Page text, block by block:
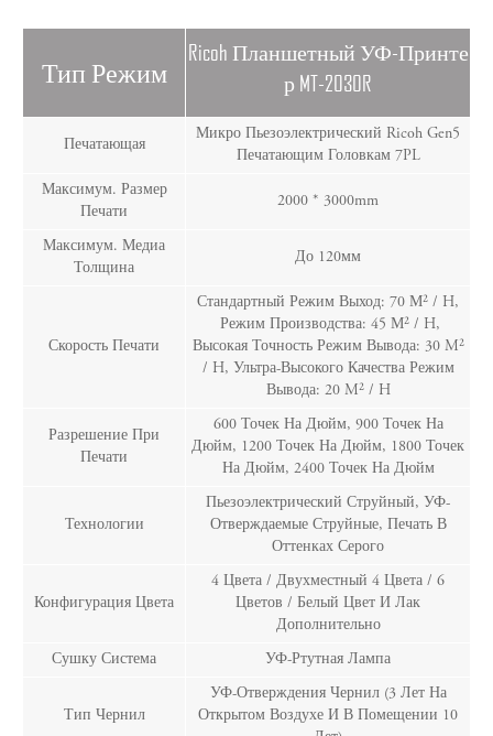
Тип Режим
Ricoh Планшетный УФ-Принте
Р MT-2030R
Печатающая
Микро Пьезоэлектрический Ricoh Gen5
Печатающим Головкам 7PL
Максимум. Размер
Печати
2000 * 3000mm
Максимум. Медиа
Толщина
До 120мм
Скорость Печати
Стандартный Режим Выход: 70 М² / H,
Режим Производства: 45 М² / H,
Высокая Точность Режим Вывода: 30 M²
/ H, Ультра-Высокого Качества Режим
Вывода: 20 M² / H
Разрешение При
Печати
600 Точек На Дюйм, 900 Точек На
Дюйм, 1200 Точек На Дюйм, 1800 Точек
На Дюйм, 2400 Точек На Дюйм
Технологии
Пьезоэлектрический Струйный, УФ-
Отверждаемые Струйные, Печать В
Оттенках Серого
Конфигурация Цвета
4 Цвета / Двухместный 4 Цвета / 6
Цветов / Белый Цвет И Лак
Дополнительно
Сушку Система УФ-Ртутная Лампа
Тип Чернил
УФ-Отверждения Чернил (3 Лет На
Открытом Воздухе И В Помещении 10